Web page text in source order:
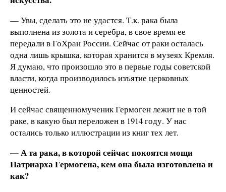
— Увы, сделать это не удастся. Т.к. рака была
выполнена из золота и серебра, в свое время ее
передали в ГоХран России. Сейчас от раки осталась
одна лишь крышка, которая хранится в музеях Кремля.
Я думаю, что произошло это в первые годы советской
власти, когда производилось изъятие церковных
ценностей.
И сейчас священномученик Гермоген лежит не в той
раке, в какую был переложен в 1914 году. У нас
остались только иллюстрации из книг тех лет.
— А та рака, в которой сейчас покоятся мощи
Патриарха Гермогена, кем она была изготовлена и
как?